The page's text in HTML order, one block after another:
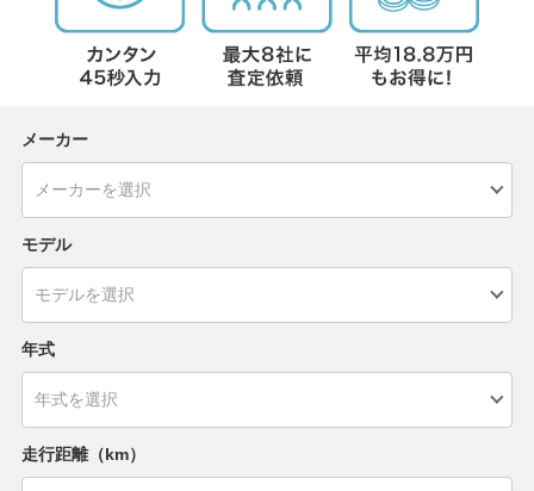
メーカー
モデル
年式
走行距離（km）